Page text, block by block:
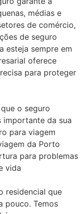
médias e
de comércio,
de seguro
esteja sempre em
oferece
para proteger
o seguro
importante da sua
para viagem
da Porto
para problemas
vida
residencial que
pouco. Temos